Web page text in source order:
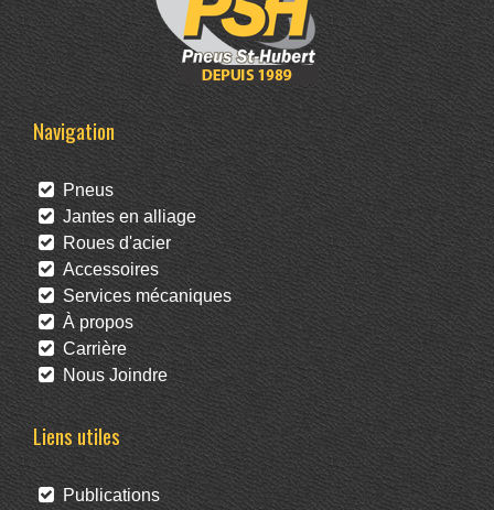
Navigation
Pneus
Jantes en alliage
Roues d'acier
Accessoires
Services mécaniques
À propos
Carrière
Nous Joindre
Liens utiles
Publications